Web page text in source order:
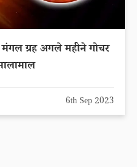
ग्रह अगले महीने गोचर
6th Sep 2023